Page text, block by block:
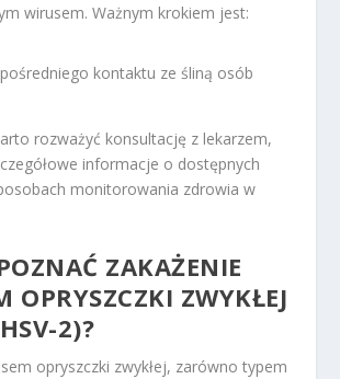
wirusem. Ważnym krokiem jest:
kontaktu ze śliną osób
rozważyć konsultację z lekarzem,
informacje o dostępnych
monitorowania zdrowia w
ZAKAŻENIE
OPRYSZCZKI ZWYKŁEJ
2)?
opryszczki zwykłej, zarówno typem